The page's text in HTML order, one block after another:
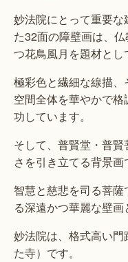
妙法院にとって重要
た32面の障壁画は、
つ花鳥風月を題材とし
極彩色と繊細な線描、
空間全体を華やかで
功しています。
そして、普賢堂・普
さを引き立てる背景画
智慧と慈悲を司る菩
る深遠かつ華麗な壁画
妙法院は、格式高い
た寺）です。